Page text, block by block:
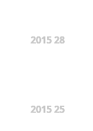
2015 28
2015 25